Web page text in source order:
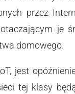
przez
je
domowego.
jest
tej klasy